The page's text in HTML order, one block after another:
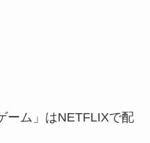
ーム」はNETFLIXで配